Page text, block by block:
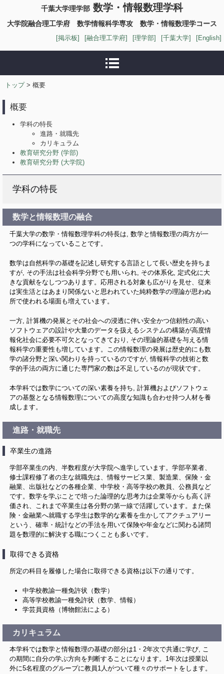
千葉大学理学部 数学・情報数理学科
大学院融合理工学府 数学情報科学専攻 数学・情報数理学コース
[English]
[千葉大学]
[理学部]
[融合理工学府]
[掲示板]
トップ> 概要
概要
学科の特長
進路・就職先
カリキュラム
教育研究分野 (学部)
教育研究分野 (大学院)
学科の特長
数学と情報数理の融合
千葉大学の数学・情報数理学科の特長は, 数学と情報数理の両方が一
つの学科になっていることです。
数学は自然科学の基礎を記述し研究する言語として長い歴史を持ちま
すが, その手法は社会科学分野でも用いられ, その体系化, 定式化に大
きな貢献をなしつつあります。応用される対象も広がりを見せ、従来
は実生活とはあまり関係ないと思われていた純粋数学の理論が思わぬ
所で使われる場面も増えています。
一方, 計算機の発展とその社会への浸透に伴い安全かつ信頼性の高い
ソフトウェアの設計や大量のデータを扱えるシステムの構築が高度情
報化社会に必要不可欠となってきており, その理論的基礎を与える情
報科学の重要性も増しています。この情報数理の発展は歴史的にも数
学の諸分野と深い関わりを持っているのですが, 情報科学の技術と数
学的手法の両方に通じた専門家の数は不足しているのが現状です。
本学科では数学についての深い素養を持ち, 計算機およびソフトウェ
アの基盤となる情報数理についての高度な知識も合わせ持つ人材を養
成します。
進路・就職先
卒業生の進路
学部卒業生の内、半数程度が大学院へ進学しています。学部卒業者、
修士課程修了者の主な就職先は、情報サービス業、製造業、保険・金
融業、出版社などの各種企業、中学校・高等学校の教員、公務員など
です。数学を学ぶことで培った論理的な思考力は企業等からも高く評
価され、これまで卒業生は各分野の第一線で活躍しています。また保
険・金融業へ就職する学生は数学的な素養を生かしてアクチュアリー
という、確率・統計などの手法を用いて保険や年金などに関わる諸問
題を数理的に解決する職につくことも多いです。
取得できる資格
所定の科目を履修した場合に取得できる資格は以下の通りです。
中学校教諭一種免許状（数学）
高等学校教諭一種免許状（数学、情報）
学芸員資格（博物館法による）
カリキュラム
本学科では数学と情報数理の基礎の部分は1・2年次で共通に学び, こ
の期間に自分の学ぶ方向を判断することになります。1年次は授業以
外に5名程度のグループに教員1人がついて種々のサポートをします。